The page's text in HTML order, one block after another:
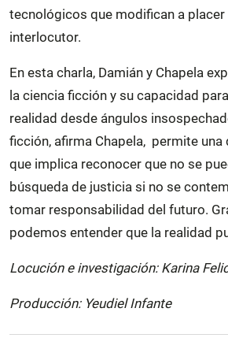
tecnológicos que modifican a
interlocutor.
En esta charla, Damián y Chapela
la ciencia ficción y su capacidad
realidad desde ángulos
ficción, afirma Chapela, permite
que implica reconocer que no se
búsqueda de justicia si no se
tomar responsabilidad del futuro.
podemos entender que la realidad
Locución e investigación: Karina
Producción: Yeudiel Infante